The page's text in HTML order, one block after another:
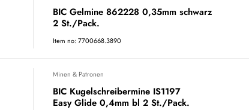
BIC Gelmine 862228 0,35mm schwarz
2 St./Pack.
Item no: 7700668.3890
Minen & Patronen
BIC Kugelschreibermine IS1197
Easy Glide 0,4mm bl 2 St./Pack.